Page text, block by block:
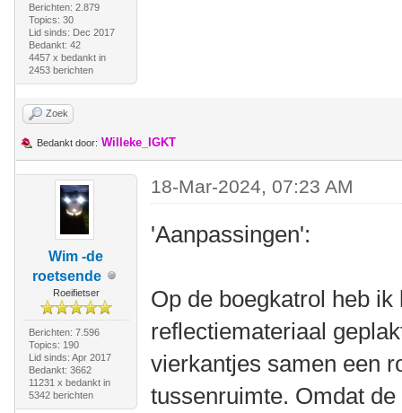
Berichten: 2.879
Topics: 30
Lid sinds: Dec 2017
Bedankt: 42
4457 x bedankt in
2453 berichten
Zoek
Bedankt door: Willeke_IGKT
Wim -de
roetsende
Roeifietser
Berichten: 7.596
Topics: 190
Lid sinds: Apr 2017
Bedankt: 3662
11231 x bedankt in
5342 berichten
18-Mar-2024, 07:23 AM
'Aanpassingen':
Op de boegkatrol heb
reflectiemateriaal
vierkantjes samen een
tussenruimte. Omdat